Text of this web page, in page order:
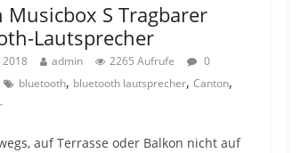
Musicbox S Tragbarer
Lautsprecher
2018 admin 2265 Aufrufe
0
bluetooth, bluetooth lautsprecher, Canton,
auf Terrasse oder Balkon nicht auf